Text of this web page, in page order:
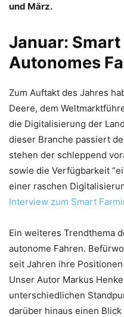
und März.
Januar:
Autonomes
Zum Auftakt des Jahres
Deere, dem
die Digitalisierung der
dieser Branche passiert
stehen der schleppend
sowie die Verfügbarkeit
einer raschen
Interview zum Smart
Ein weiteres Trendthema
autonome Fahren.
seit Jahren ihre
Unser Autor Markus
unterschiedlichen
darüber hinaus einen Blick